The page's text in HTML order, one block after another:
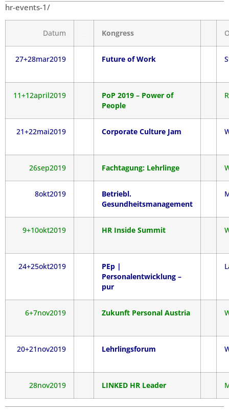
hr-events-1/
Datum Kongress
27+28mar2019 Future of Work
11+12april2019
PoP 2019 – Power of
People
21+22mai2019 Corporate Culture Jam
26sep2019 Fachtagung: Lehrlinge
8okt2019
Betriebl.
Gesundheitsmanagement
9+10okt2019 HR Inside Summit
24+25okt2019
PEp |
Personalentwicklung –
pur
6+7nov2019 Zukunft Personal Austria
20+21nov2019 Lehrlingsforum
28nov2019 LINKED HR Leader